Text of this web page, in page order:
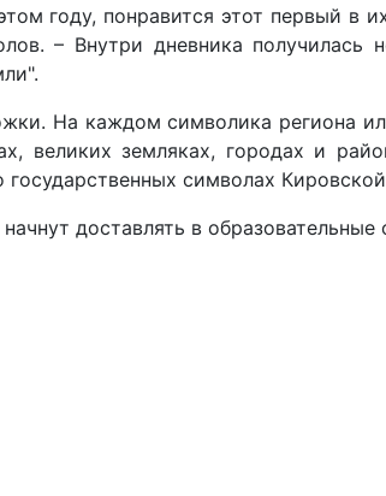
году, понравится этот первый в
– Внутри дневника
На каждом символика региона
великих земляках, городах и
символах
доставлять в